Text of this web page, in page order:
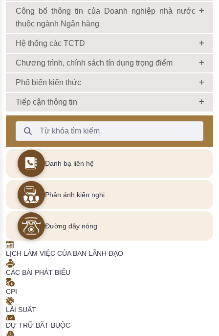
Công bố thông tin của Doanh nghiệp nhà nước
thuộc ngành Ngân hàng
Hệ thống các TCTD
Chương trình, chính sách tín dụng trọng điểm
Phổ biến kiến thức
Tiếp cận thông tin
Thanh Tìm kiếm
Danh bạ liên hệ
Phản ánh kiến nghị
Đường dây nóng
LỊCH LÀM VIỆC CỦA BAN LÃNH ĐẠO
CÁC BÀI PHÁT BIỂU
CPI
LÃI SUẤT
DỰ TRỮ BẮT BUỘC